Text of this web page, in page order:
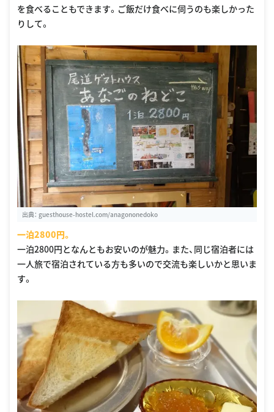
を食べることもできます。ご飯だけ食べに伺うのも楽しかった
りして。
出典： guesthouse-hostel.com/anagononedoko
一泊2800円。
一泊2800円となんともお安いのが魅力。また、同じ宿泊者には
一人旅で宿泊されている方も多いので交流も楽しいかと思いま
す。